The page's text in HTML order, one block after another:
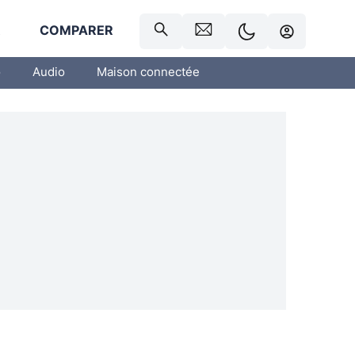
COMPARER
Audio Maison connectée